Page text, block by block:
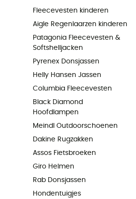
Fleecevesten kinderen
Aigle Regenlaarzen kinderen
Patagonia Fleecevesten &
Softshelljacken
Pyrenex Donsjassen
Helly Hansen Jassen
Columbia Fleecevesten
Black Diamond
Hoofdlampen
Meindl Outdoorschoenen
Dakine Rugzakken
Assos Fietsbroeken
Giro Helmen
Rab Donsjassen
Hondentuigjes